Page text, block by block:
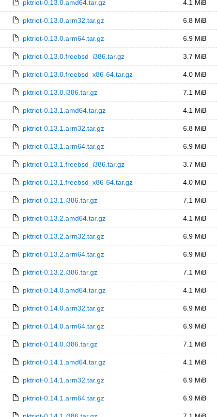
pktriot-0.13.0.amd64.tar.gz 4.1 MiB
pktriot-0.13.0.arm32.tar.gz 6.8 MiB
pktriot-0.13.0.arm64.tar.gz 6.9 MiB
pktriot-0.13.0.freebsd_i386.tar.gz 3.7 MiB
pktriot-0.13.0.freebsd_x86-64.tar.gz 4.0 MiB
pktriot-0.13.0.i386.tar.gz 7.1 MiB
pktriot-0.13.1.amd64.tar.gz 4.1 MiB
pktriot-0.13.1.arm32.tar.gz 6.8 MiB
pktriot-0.13.1.arm64.tar.gz 6.9 MiB
pktriot-0.13.1.freebsd_i386.tar.gz 3.7 MiB
pktriot-0.13.1.freebsd_x86-64.tar.gz 4.0 MiB
pktriot-0.13.1.i386.tar.gz 7.1 MiB
pktriot-0.13.2.amd64.tar.gz 4.1 MiB
pktriot-0.13.2.arm32.tar.gz 6.9 MiB
pktriot-0.13.2.arm64.tar.gz 6.9 MiB
pktriot-0.13.2.i386.tar.gz 7.1 MiB
pktriot-0.14.0.amd64.tar.gz 4.1 MiB
pktriot-0.14.0.arm32.tar.gz 6.9 MiB
pktriot-0.14.0.arm64.tar.gz 6.9 MiB
pktriot-0.14.0.i386.tar.gz 7.1 MiB
pktriot-0.14.1.amd64.tar.gz 4.1 MiB
pktriot-0.14.1.arm32.tar.gz 6.9 MiB
pktriot-0.14.1.arm64.tar.gz 6.9 MiB